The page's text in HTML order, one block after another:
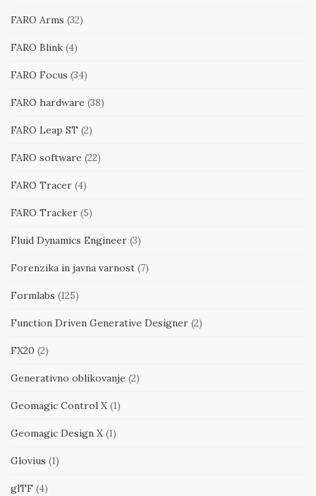
FARO Arms (32)
FARO Blink (4)
FARO Focus (34)
FARO hardware (38)
FARO Leap ST (2)
FARO software (22)
FARO Tracer (4)
FARO Tracker (5)
Fluid Dynamics Engineer (3)
Forenzika in javna varnost (7)
Formlabs (125)
Function Driven Generative Designer (2)
FX20 (2)
Generativno oblikovanje (2)
Geomagic Control X (1)
Geomagic Design X (1)
Glovius (1)
glTF (4)